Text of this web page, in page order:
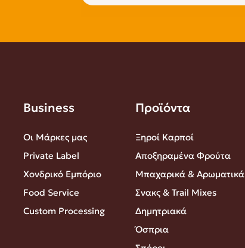
Business
Οι Μάρκες μας
Private Label
Χονδρικό Εμπόριο
Food Service
Custom Processing
Προϊόντα
Ξηροί Καρποί
Αποξηραμένα Φρούτα
Μπαχαρικά & Αρωματικά
Σνακς & Trail Mixes
Δημητριακά
Όσπρια